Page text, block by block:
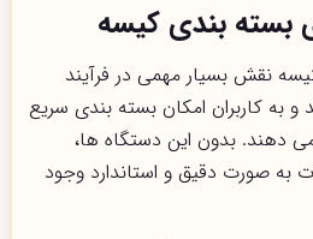
بسته بندی کیسه
نقش بسیار مهمی در فرآیند
به کاربران امکان بسته بندی سریع
دهند. بدون این دستگاه ها،
به صورت دقیق و استاندارد وجود